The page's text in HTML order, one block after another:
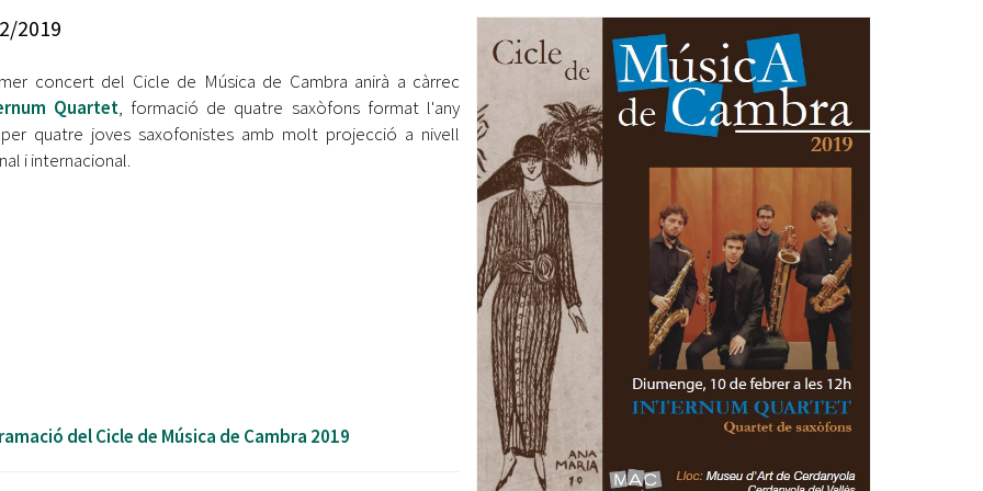
Ètica i Integritat
Retiment de Comptes
Accés a Informació Pública
Dades Obertes
Catàleg de Serveis i Tràmits
jove 2026
Cerdanyola opta a més de 5 milions d'euros del Pla de
Barris per transformar les Fontetes, Quatre Cantons i
l'entorn de l'avinguda Catalunya
Entitats
Equipaments
Mercats Municipals
Webs Municipals
2019
concert del Cicle de Música de Cambra anirà a càrrec
Quartet, formació de quatre saxòfons format l'any
quatre joves saxofonistes amb molt projecció a nivell
i internacional.
del Cicle de Música de Cambra 2019